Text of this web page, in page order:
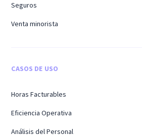
Seguros
Venta minorista
CASOS DE USO
Horas Facturables
Eficiencia Operativa
Análisis del Personal